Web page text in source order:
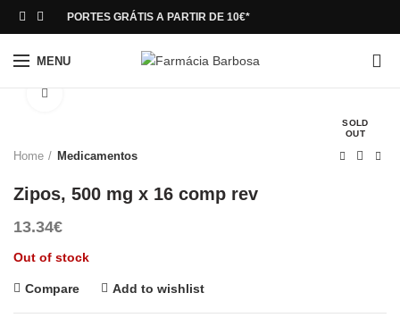
PORTES GRÁTIS A PARTIR DE 10€*
MENU
SOLD
OUT
Home Medicamentos
Zipos, 500 mg x 16 comp rev
13.34€
Out of stock
Compare Add to wishlist